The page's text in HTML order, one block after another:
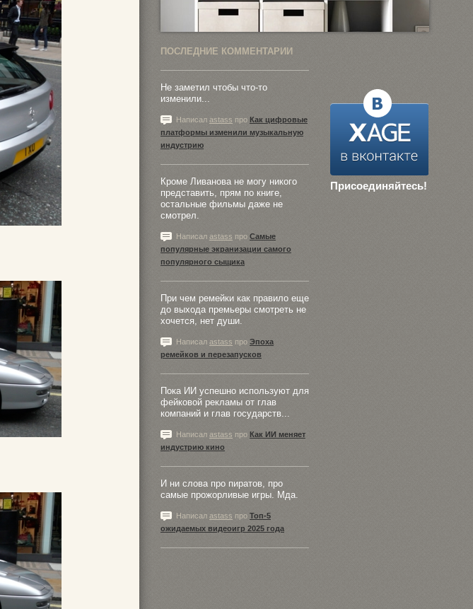
ПОСЛЕДНИЕ КОММЕНТАРИИ
Присоединяйтесь!
Не заметил чтобы что-то
изменили...
Написал astass про Как цифровые
платформы изменили музыкальную
индустрию
Кроме Ливанова не могу никого
представить, прям по книге,
остальные фильмы даже не
смотрел.
Написал astass про Самые
популярные экранизации самого
популярного сыщика
При чем ремейки как правило еще
до выхода премьеры смотреть не
хочется, нет души.
Написал astass про Эпоха
ремейков и перезапусков
Пока ИИ успешно используют для
фейковой рекламы от глав
компаний и глав государств...
Написал astass про Как ИИ меняет
индустрию кино
И ни слова про пиратов, про
самые прожорливые игры. Мда.
Написал astass про Топ-5
ожидаемых видеоигр 2025 года